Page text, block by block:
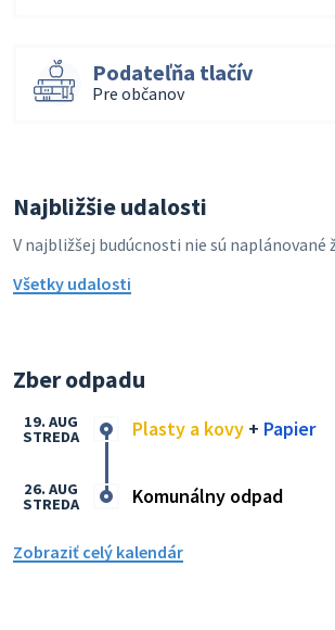
Podateľňa tlačív
Pre občanov
Najbližšie udalosti
V najbližšej budúcnosti nie sú naplánované
Všetky udalosti
Zber odpadu
Plasty a kovy + Papier
19. AUG
STREDA
Komunálny odpad
26. AUG
STREDA
Zobraziť celý kalendár